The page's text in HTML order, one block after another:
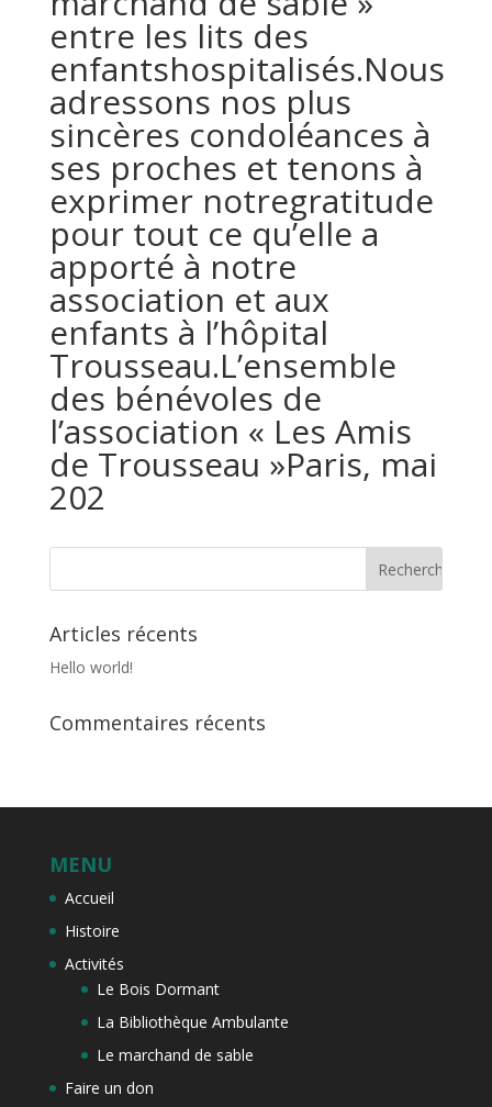
entre les lits des
enfantshospitalisés.Nous
adressons nos plus
sincères condoléances à
ses proches et tenons à
exprimer notregratitude
pour tout ce qu’elle a
apporté à notre
association et aux
enfants à l’hôpital
Trousseau.L’ensemble
des bénévoles de
l’association « Les Amis
de Trousseau »Paris, mai
202
Articles récents
Hello world!
Commentaires récents
MENU
Accueil
Histoire
Activités
Le Bois Dormant
La Bibliothèque Ambulante
Le marchand de sable
Faire un don